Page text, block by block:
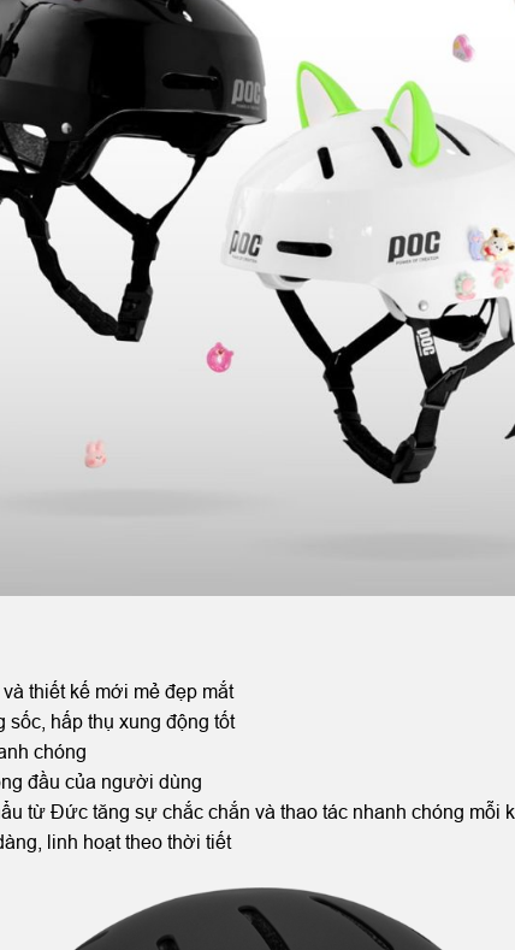
thiết kế mới mẻ đẹp mắt
sốc, hấp thụ xung động tốt
chóng
đầu của người dùng
từ Đức tăng sự chắc chắn và thao tác nhanh chóng mỗi
linh hoạt theo thời tiết